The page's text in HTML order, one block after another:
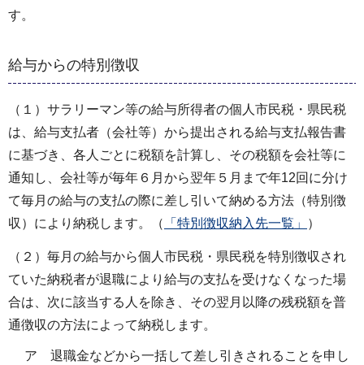
す。
給与からの特別徴収
（１）サラリーマン等の給与所得者の個人市民税・県民税
は、給与支払者（会社等）から提出される給与支払報告書
に基づき、各人ごとに税額を計算し、その税額を会社等に
通知し、会社等が毎年６月から翌年５月まで年12回に分け
て毎月の給与の支払の際に差し引いて納める方法（特別徴
収）により納税します。（
「特別徴収納入先一覧」 ）
（２）毎月の給与から個人市民税・県民税を特別徴収され
ていた納税者が退職により給与の支払を受けなくなった場
合は、次に該当する人を除き、その翌月以降の残税額を普
通徴収の方法によって納税します。
ア 退職金などから一括して差し引きされることを申し